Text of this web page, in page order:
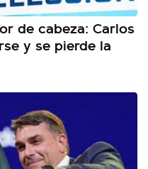
de cabeza: Carlos
y se pierde la